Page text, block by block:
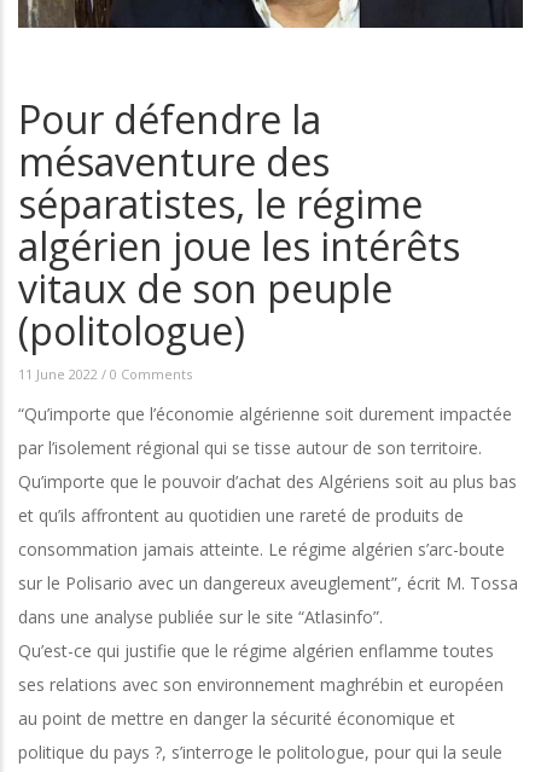
Pour défendre la
mésaventure des
séparatistes, le régime
algérien joue les intérêts
vitaux de son peuple
(politologue)
11 June 2022 / 0 Comments
“Qu’importe que l’économie algérienne soit durement impactée
par l’isolement régional qui se tisse autour de son territoire.
Qu’importe que le pouvoir d’achat des Algériens soit au plus bas
et qu’ils affrontent au quotidien une rareté de produits de
consommation jamais atteinte. Le régime algérien s’arc-boute
sur le Polisario avec un dangereux aveuglement”, écrit M. Tossa
dans une analyse publiée sur le site “Atlasinfo”.
Qu’est-ce qui justifie que le régime algérien enflamme toutes
ses relations avec son environnement maghrébin et européen
au point de mettre en danger la sécurité économique et
politique du pays ?, s’interroge le politologue, pour qui la seule